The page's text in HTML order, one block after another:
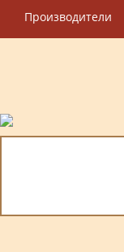
Производители